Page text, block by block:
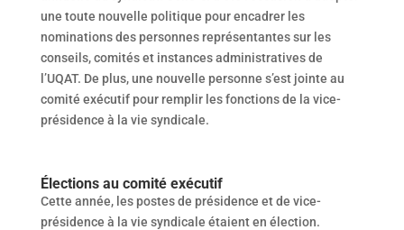
une toute nouvelle politique pour encadrer les
nominations des personnes représentantes sur les
conseils, comités et instances administratives de
l’UQAT. De plus, une nouvelle personne s’est jointe au
comité exécutif pour remplir les fonctions de la vice-
présidence à la vie syndicale.
Élections au comité exécutif
Cette année, les postes de présidence et de vice-
présidence à la vie syndicale étaient en élection.